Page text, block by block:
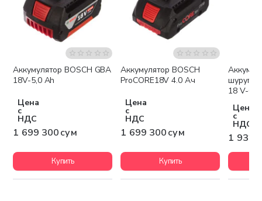
Бесплатная доставка
Аккумулятор BOSCH GBA
18V-5,0 Ah
Цена
с
НДС
1 699 300 сум
Купить
Бесплатная доставка
Аккумулятор BOSCH
ProCORE18V 4.0 Ач
Цена
с
НДС
1 699 300 сум
Купить
18 V-
Цена
с
НДС
1 932